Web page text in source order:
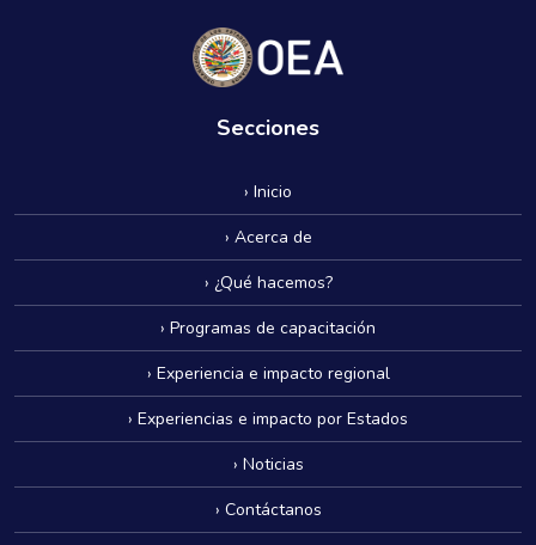
Secciones
› Inicio
› Acerca de
› ¿Qué hacemos?
› Programas de capacitación
› Experiencia e impacto regional
› Experiencias e impacto por Estados
› Noticias
› Contáctanos